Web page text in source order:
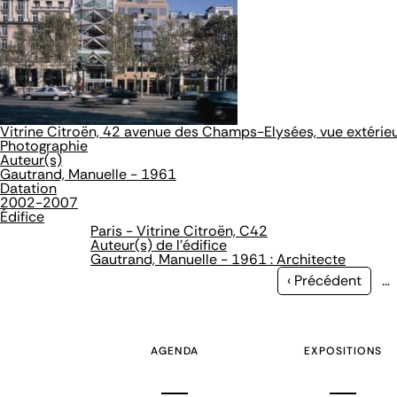
Vitrine Citroën, 42 avenue des Champs-Elysées, vue
Photographie
Auteur(s)
Gautrand, Manuelle - 1961
Datation
2002-2007
Édifice
Paris - Vitrine Citroën, C42
Auteur(s) de l'édifice
Gautrand, Manuelle - 1961 : Architecte
Page
‹ Précédent …
AGENDA EXPOSITIONS